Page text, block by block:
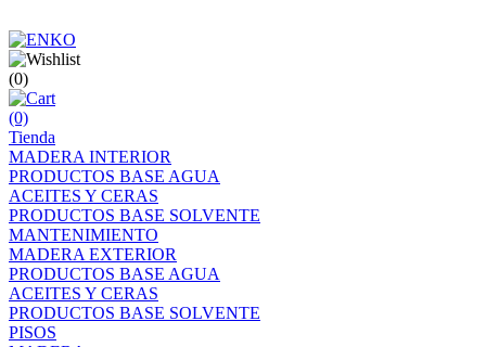
(0)
(0)
Tienda
MADERA INTERIOR
PRODUCTOS BASE AGUA
ACEITES Y CERAS
PRODUCTOS BASE SOLVENTE
MANTENIMIENTO
MADERA EXTERIOR
PRODUCTOS BASE AGUA
ACEITES Y CERAS
PRODUCTOS BASE SOLVENTE
PISOS